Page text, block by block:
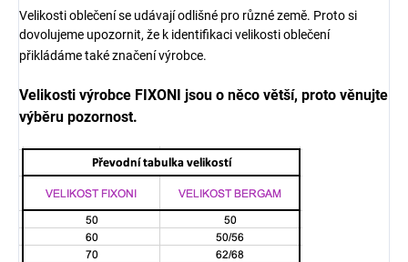
Velikosti oblečení se udávají odlišné pro různé země. Proto si
dovolujeme upozornit, že k identifikaci velikosti oblečení
přikládáme také značení výrobce.
Velikosti výrobce FIXONI jsou o něco větší, proto věnujte
výběru pozornost.